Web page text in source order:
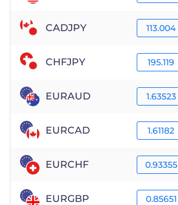
CADJPY 113.004
CHFJPY 195.119
EURAUD 1.63523
EURCAD 1.61182
EURCHF 0.93355
EURGBP 0.85651